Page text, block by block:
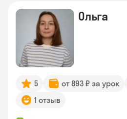
Ольга
5 от 893 ₽ за урок
1 отзыв